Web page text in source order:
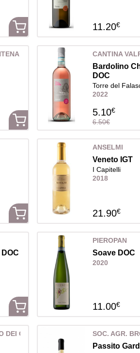
11.20€
CANTINA
Bardolino
DOC
Torre del
2022
5.10€
6.50€
ANSELMI
Veneto IGT
I Capitelli
2018
21.90€
PIEROPAN
Soave DOC
2020
11.00€
DEI GIUSTI SOC. AGR.
Passito